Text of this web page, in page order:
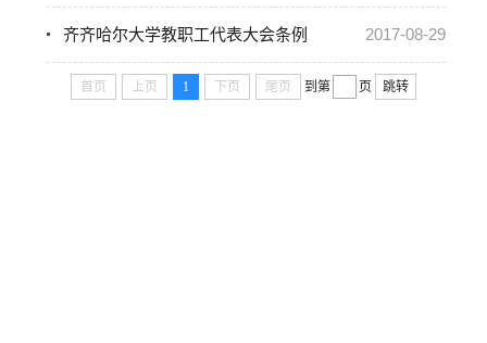
2017-08-29
齐齐哈尔大学教职工代表大会条例
首页 上页 1 下页 尾页 到第 页 跳转